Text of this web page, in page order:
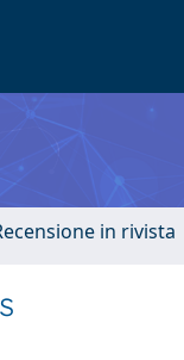
in rivista